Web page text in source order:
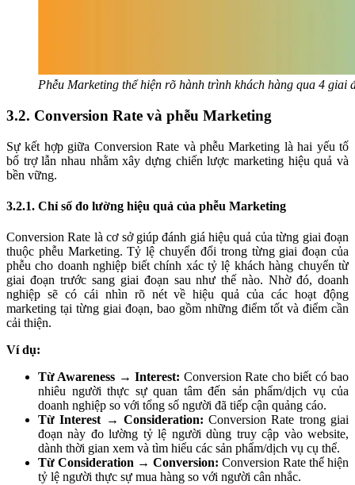
Phễu Marketing thể hiện rõ hành trình khách hàng qua 4 giai
3.2. Conversion Rate và phễu Marketing
Sự kết hợp giữa Conversion Rate và phễu Marketing là hai yếu tố
bổ trợ lẫn nhau nhằm xây dựng chiến lược marketing hiệu quả và
bền vững.
3.2.1. Chỉ số đo lường hiệu quả của phễu Marketing
Conversion Rate là cơ sở giúp đánh giá hiệu quả của từng giai đoạn
thuộc phễu Marketing. Tỷ lệ chuyển đổi trong từng giai đoạn của
phễu cho doanh nghiệp biết chính xác tỷ lệ khách hàng chuyển từ
giai đoạn trước sang giai đoạn sau như thế nào. Nhờ đó, doanh
nghiệp sẽ có cái nhìn rõ nét về hiệu quả của các hoạt động
marketing tại từng giai đoạn, bao gồm những điểm tốt và điểm cần
cải thiện.
Ví dụ:
Từ Awareness → Interest: Conversion Rate cho biết có bao
nhiêu người thực sự quan tâm đến sản phẩm/dịch vụ của
doanh nghiệp so với tổng số người đã tiếp cận quảng cáo.
Từ Interest → Consideration:Conversion Rate trong giai
đoạn này đo lường tỷ lệ người dùng truy cập vào website,
dành thời gian xem và tìm hiểu các sản phẩm/dịch vụ cụ thể.
Từ Consideration → Conversion: Conversion Rate thể hiện
tỷ lệ người thực sự mua hàng so với người cân nhắc.